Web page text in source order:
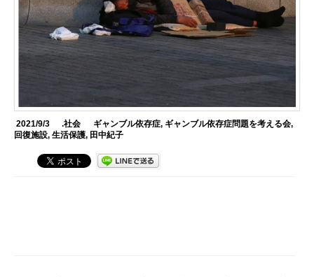
2021/9/3 .社会 ギャンブル依存症, ギャンブル依存症問題を考える会,
回復施設,生活保護, 田中紀子